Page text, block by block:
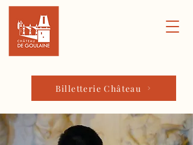
Billetterie Château